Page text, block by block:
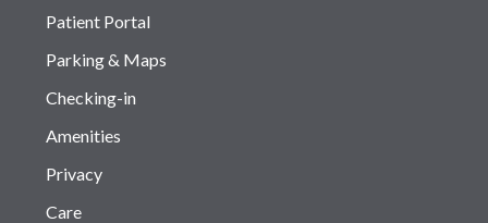
Patient Portal
Parking & Maps
Checking-in
Amenities
Privacy
Care